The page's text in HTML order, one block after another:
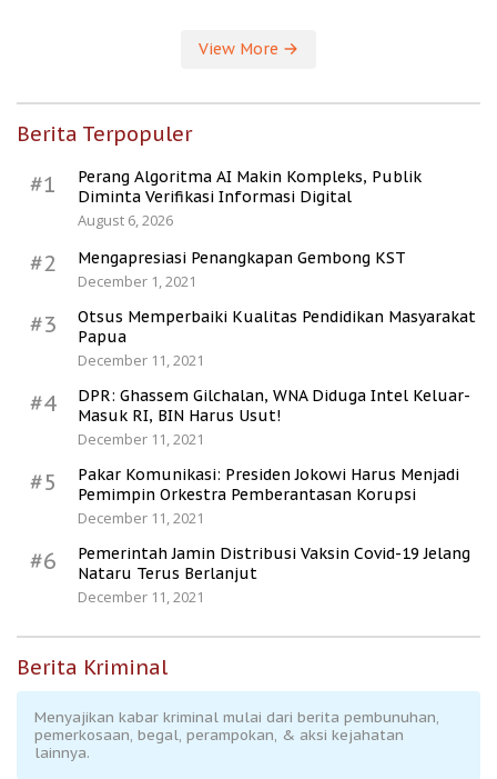
View More
Berita Terpopuler
#1
Perang Algoritma AI Makin Kompleks, Publik
Diminta Verifikasi Informasi Digital
August 6, 2026
#2
Mengapresiasi Penangkapan Gembong KST
December 1, 2021
#3
Otsus Memperbaiki Kualitas Pendidikan Masyarakat
Papua
December 11, 2021
#4
DPR: Ghassem Gilchalan, WNA Diduga Intel Keluar-
Masuk RI, BIN Harus Usut!
December 11, 2021
#5
Pakar Komunikasi: Presiden Jokowi Harus Menjadi
Pemimpin Orkestra Pemberantasan Korupsi
December 11, 2021
#6
Pemerintah Jamin Distribusi Vaksin Covid-19 Jelang
Nataru Terus Berlanjut
December 11, 2021
Berita Kriminal
Menyajikan kabar kriminal mulai dari berita pembunuhan,
pemerkosaan, begal, perampokan, & aksi kejahatan
lainnya.